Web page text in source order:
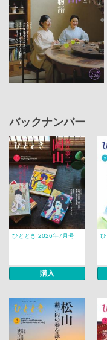
バックナンバー
ひととき 2026年7月号
購入